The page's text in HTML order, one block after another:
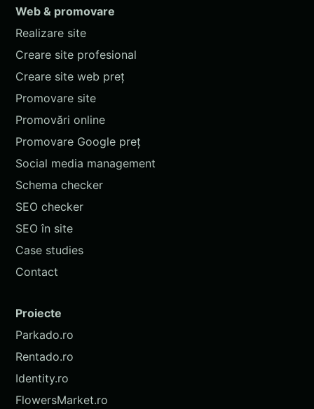
Web & promovare
Realizare site
Creare site profesional
Creare site web preț
Promovare site
Promovări online
Promovare Google preț
Social media management
Schema checker
SEO checker
SEO în site
Case studies
Contact
Proiecte
Parkado.ro
Rentado.ro
Identity.ro
FlowersMarket.ro